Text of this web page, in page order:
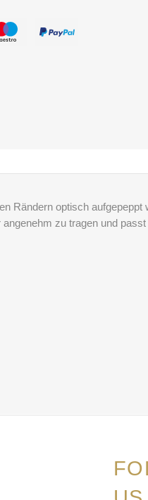
Rändern optisch aufgepeppt
zu tragen und passt